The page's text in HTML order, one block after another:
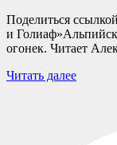
Поделиться
и
огонек. Читает
Читать далее